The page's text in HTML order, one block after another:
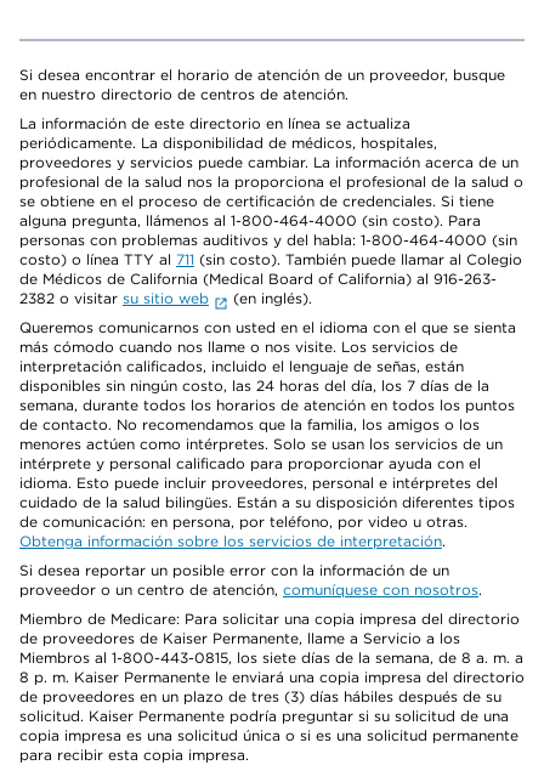
Si desea encontrar el horario de atención de un proveedor, busque
en nuestro directorio de centros de atención.
La información de este directorio en línea se actualiza
periódicamente. La disponibilidad de médicos, hospitales,
proveedores y servicios puede cambiar. La información acerca de un
profesional de la salud nos la proporciona el profesional de la salud o
se obtiene en el proceso de certificación de credenciales. Si tiene
alguna pregunta, llámenos al 1-800-464-4000 (sin costo). Para
personas con problemas auditivos y del habla: 1-800-464-4000 (sin
costo) o línea TTY al 711 (sin costo). También puede llamar al Colegio
de Médicos de California (Medical Board of California) al 916-263-
2382 o visitar su sitio web
(en inglés).
Queremos comunicarnos con usted en el idioma con el que se sienta
más cómodo cuando nos llame o nos visite. Los servicios de
interpretación calificados, incluido el lenguaje de señas, están
disponibles sin ningún costo, las 24 horas del día, los 7 días de la
semana, durante todos los horarios de atención en todos los puntos
de contacto. No recomendamos que la familia, los amigos o los
menores actúen como intérpretes. Solo se usan los servicios de un
intérprete y personal calificado para proporcionar ayuda con el
idioma. Esto puede incluir proveedores, personal e intérpretes del
cuidado de la salud bilingües. Están a su disposición diferentes tipos
de comunicación: en persona, por teléfono, por video u otras.
Obtenga información sobre los servicios de interpretación.
Si desea reportar un posible error con la información de un
proveedor o un centro de atención, comuníquese con nosotros.
Miembro de Medicare: Para solicitar una copia impresa del directorio
de proveedores de Kaiser Permanente, llame a Servicio a los
Miembros al 1-800-443-0815, los siete días de la semana, de 8 a. m. a
8 p. m. Kaiser Permanente le enviará una copia impresa del directorio
de proveedores en un plazo de tres (3) días hábiles después de su
solicitud. Kaiser Permanente podría preguntar si su solicitud de una
copia impresa es una solicitud única o si es una solicitud permanente
para recibir esta copia impresa.